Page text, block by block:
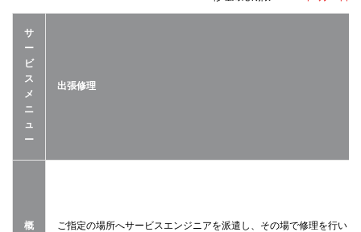
サ
ー
ビ
ス
メ
ニ
ュ
ー
出張修理
概
ご指定の場所へサービスエンジニアを派遣し、その場で修理を行い